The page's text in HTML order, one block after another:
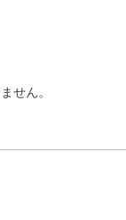
せん。